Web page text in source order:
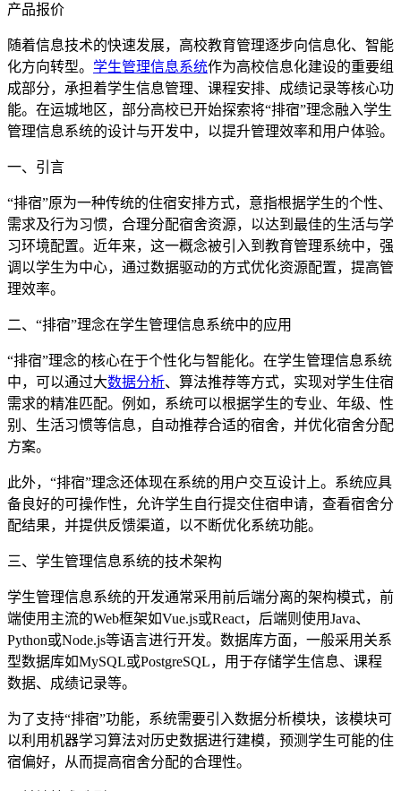
产品报价
随着信息技术的快速发展，高校教育管理逐步向信息化、智能
化方向转型。 学生管理信息系统作为高校信息化建设的重要组
成部分，承担着学生信息管理、课程安排、成绩记录等核心功
能。在运城地区，部分高校已开始探索将“排宿”理念融入学生
管理信息系统的设计与开发中，以提升管理效率和用户体验。
一、引言
“排宿”原为一种传统的住宿安排方式，意指根据学生的个性、
需求及行为习惯，合理分配宿舍资源，以达到最佳的生活与学
习环境配置。近年来，这一概念被引入到教育管理系统中，强
调以学生为中心，通过数据驱动的方式优化资源配置，提高管
理效率。
二、“排宿”理念在学生管理信息系统中的应用
“排宿”理念的核心在于个性化与智能化。在学生管理信息系统
中，可以通过大数据分析、算法推荐等方式，实现对学生住宿
需求的精准匹配。例如，系统可以根据学生的专业、年级、性
别、生活习惯等信息，自动推荐合适的宿舍，并优化宿舍分配
方案。
此外，“排宿”理念还体现在系统的用户交互设计上。系统应具
备良好的可操作性，允许学生自行提交住宿申请，查看宿舍分
配结果，并提供反馈渠道，以不断优化系统功能。
三、学生管理信息系统的技术架构
学生管理信息系统的开发通常采用前后端分离的架构模式，前
端使用主流的Web框架如Vue.js或React，后端则使用Java、
Python或Node.js等语言进行开发。数据库方面，一般采用关系
型数据库如MySQL或PostgreSQL，用于存储学生信息、课程
数据、成绩记录等。
为了支持“排宿”功能，系统需要引入数据分析模块，该模块可
以利用机器学习算法对历史数据进行建模，预测学生可能的住
宿偏好，从而提高宿舍分配的合理性。